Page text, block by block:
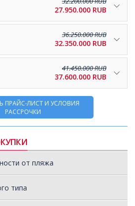
27.950.000 RUB
36.250.000 RUB
32.350.000 RUB
41.450.000 RUB
37.600.000 RUB
ПРАЙС-ЛИСТ И УСЛОВИЯ
РАССРОЧКИ
от пляжа
типа